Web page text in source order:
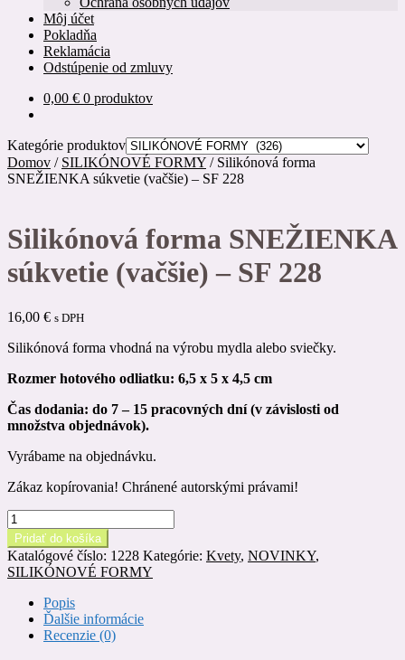
Môj účet
Pokladňa
Reklamácia
Odstúpenie od zmluvy
0,00 € 0 produktov
Kategórie produktov
Domov / SILIKÓNOVÉ FORMY / Silikónová forma
SNEŽIENKA súkvetie (vačšie) – SF 228
Silikónová forma SNEŽIENKA
súkvetie (vačšie) – SF 228
16,00 € s DPH
Silikónová forma vhodná na výrobu mydla alebo sviečky.
Rozmer hotového odliatku: 6,5 x 5 x 4,5 cm
Čas dodania: do 7 – 15 pracovných dní (v závislosti od
množstva objednávok).
Vyrábame na objednávku.
Zákaz kopírovania! Chránené autorskými právami!
množstvo
Silikónová
forma
SNEŽIENKA
súkvetie
(vačšie)
Pridať do košíka
Katalógové číslo: 1228 Kategórie: Kvety, NOVINKY,
SILIKÓNOVÉ FORMY
Popis
Ďalšie informácie
Recenzie (0)